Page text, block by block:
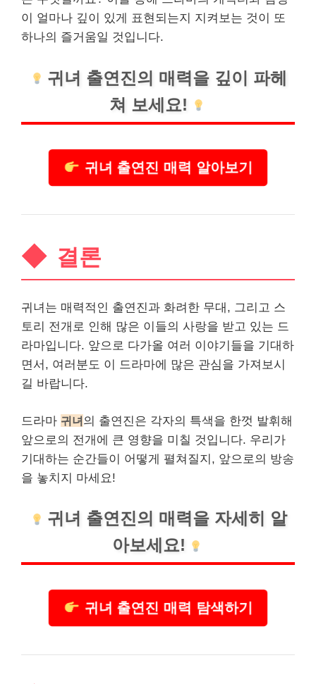
이 얼마나 깊이 있게 표현되는지 지켜보는 것이 또
하나의 즐거움일 것입니다.
귀녀 출연진의 매력을 깊이 파헤
쳐 보세요!
귀녀 출연진 매력 알아보기
결론
귀녀는 매력적인 출연진과 화려한 무대, 그리고 스
토리 전개로 인해 많은 이들의 사랑을 받고 있는 드
라마입니다. 앞으로 다가올 여러 이야기들을 기대하
면서, 여러분도 이 드라마에 많은 관심을 가져보시
길 바랍니다.
드라마 귀녀의 출연진은 각자의 특색을 한껏 발휘해
앞으로의 전개에 큰 영향을 미칠 것입니다. 우리가
기대하는 순간들이 어떻게 펼쳐질지, 앞으로의 방송
을 놓치지 마세요!
귀녀 출연진의 매력을 자세히 알
아보세요!
귀녀 출연진 매력 탐색하기